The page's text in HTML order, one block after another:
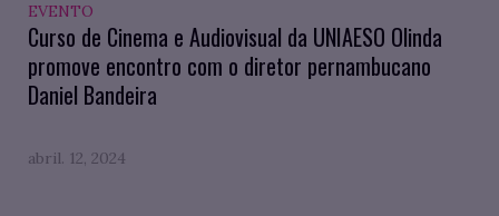
EVENTO
Curso de Cinema e Audiovisual da UNIAESO Olinda
promove encontro com o diretor pernambucano
Daniel Bandeira
abril. 12, 2024